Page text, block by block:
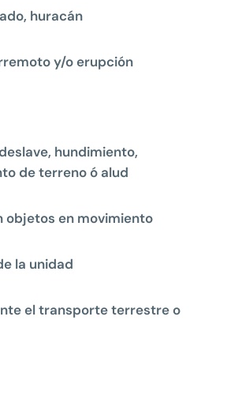
huracán
y/o erupción
hundimiento,
de terreno ó alud
objetos en movimiento
la unidad
el transporte terrestre o